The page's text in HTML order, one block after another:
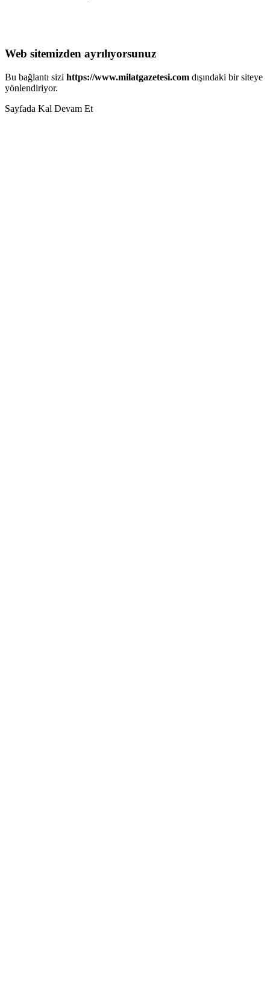
Web sitemizden ayrılıyorsunuz
Bu bağlantı sizi https://www.milatgazetesi.com dışındaki bir siteye
yönlendiriyor.
Sayfada Kal Devam Et